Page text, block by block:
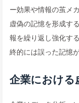
ー効果や情報の茧メ
虚偽の記憶を形成す
報を繰り返し強化す
終的には誤った記憶
企業における